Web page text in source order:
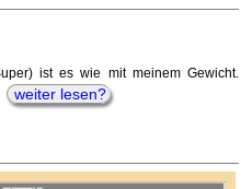
ist es wie mit meinem Gewicht.
weiter lesen?